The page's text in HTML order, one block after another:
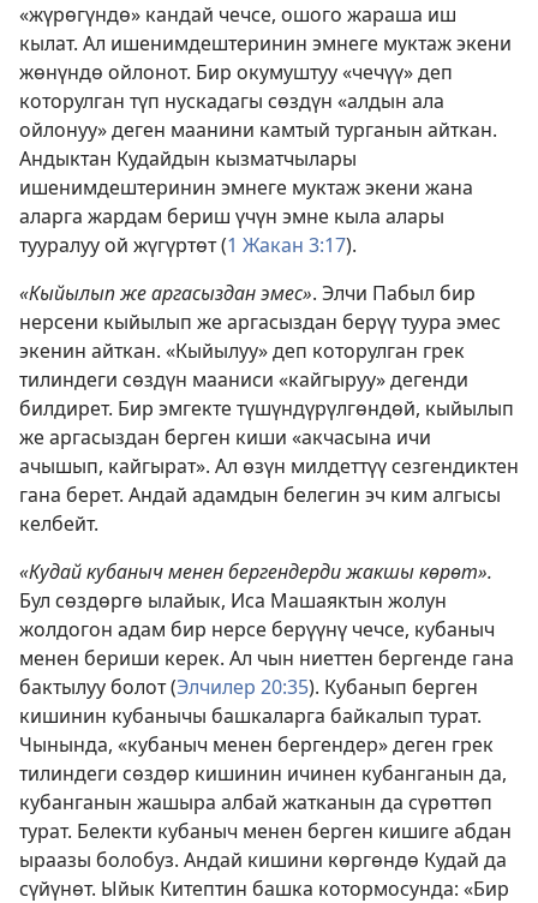
«жүрөгүндө» кандай чечсе, ошого жараша иш
кылат. Ал ишенимдештеринин эмнеге муктаж экени
жөнүндө ойлонот. Бир окумуштуу «чечүү» деп
которулган түп нускадагы сөздүн «алдын ала
ойлонуу» деген маанини камтый турганын айткан.
Андыктан Кудайдын кызматчылары
ишенимдештеринин эмнеге муктаж экени жана
аларга жардам бериш үчүн эмне кыла алары
тууралуу ой жүгүртөт (1 Жакан 3:17).
«Кыйылып же аргасыздан эмес». Элчи Пабыл бир
нерсени кыйылып же аргасыздан берүү туура эмес
экенин айткан. «Кыйылуу» деп которулган грек
тилиндеги сөздүн мааниси «кайгыруу» дегенди
билдирет. Бир эмгекте түшүндүрүлгөндөй, кыйылып
же аргасыздан берген киши «акчасына ичи
ачышып, кайгырат». Ал өзүн милдеттүү сезгендиктен
гана берет. Андай адамдын белегин эч ким алгысы
келбейт.
«Кудай кубаныч менен бергендерди жакшы көрөт».
Бул сөздөргө ылайык, Иса Машаяктын жолун
жолдогон адам бир нерсе берүүнү чечсе, кубаныч
менен бериши керек. Ал чын ниеттен бергенде гана
бактылуу болот (Элчилер 20:35). Кубанып берген
кишинин кубанычы башкаларга байкалып турат.
Чынында, «кубаныч менен бергендер» деген грек
тилиндеги сөздөр кишинин ичинен кубанганын да,
кубанганын жашыра албай жатканын да сүрөттөп
турат. Белекти кубаныч менен берген кишиге абдан
ыраазы болобуз. Андай кишини көргөндө Кудай да
сүйүнөт. Ыйык Китептин башка котормосунда: «Бир